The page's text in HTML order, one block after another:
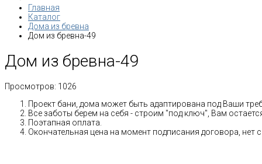
Главная
Каталог
Дома из бревна
Дом из бревна-49
Дом из бревна-49
Просмотров: 1026
Проект бани, дома может быть адаптирована под Ваши
Все заботы берем на себя - строим "под ключ", Вам
Поэтапная оплата.
Окончательная цена на момент подписания договора, нет